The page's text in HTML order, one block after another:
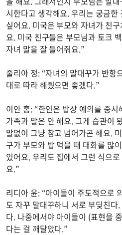
시한다고 생각해요. 우리는 궁금
싶어요. 미국은 부모와 자녀가 친
요. 미국 친구들은 부모님과 토크
자녀 말을 잘 들어줘요.”
줄리아 정: “자녀의 말대꾸가 반항
대로 따라 해줬으면 좋겠다.”
이안 홍: “한인은 밥상 예의를 중
가족과 말은 안 해요. 그게 습관이
말없이 그냥 참고 넘어가곤 해요.
구가 부모와 밥 먹을 때 대화를 많
있어요. 우리도 집에서 그런 식으
요.”
리디아 윤: “아이들이 주도적으로
도 자꾸 말대꾸하니 서로 부딪친다
다. 나중에서야 아이들이 (표현을
다는 걸 깨달았다.”